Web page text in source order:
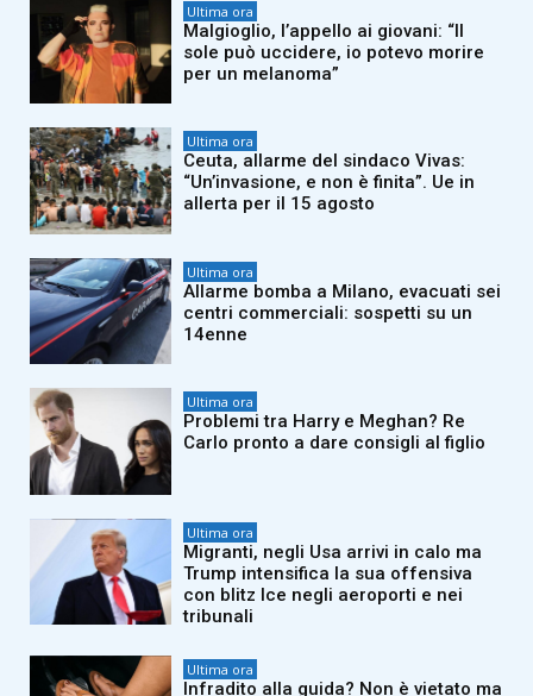
Ultima ora
Malgioglio, l’appello ai giovani: “Il
sole può uccidere, io potevo morire
per un melanoma”
Ultima ora
Ceuta, allarme del sindaco Vivas:
“Un’invasione, e non è finita”. Ue in
allerta per il 15 agosto
Ultima ora
Allarme bomba a Milano, evacuati sei
centri commerciali: sospetti su un
14enne
Ultima ora
Problemi tra Harry e Meghan? Re
Carlo pronto a dare consigli al figlio
Ultima ora
Migranti, negli Usa arrivi in calo ma
Trump intensifica la sua offensiva
con blitz Ice negli aeroporti e nei
tribunali
Ultima ora
Infradito alla guida? Non è vietato ma